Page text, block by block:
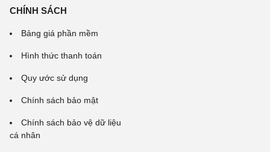
CHÍNH SÁCH
Bảng giá phần mềm
Hình thức thanh toán
Quy ước sử dụng
Chính sách bảo mật
Chính sách bảo vệ dữ liệu
cá nhân